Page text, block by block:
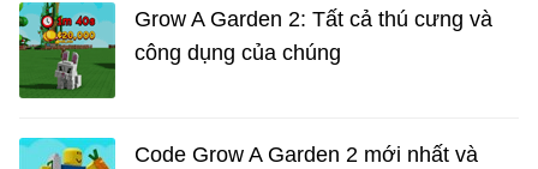
Grow A Garden 2: Tất cả thú cưng và
công dụng của chúng
Code Grow A Garden 2 mới nhất và